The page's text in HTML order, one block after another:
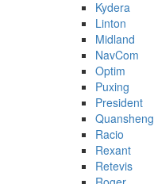
Kydera
Linton
Midland
NavCom
Optim
Puxing
President
Quansheng
Racio
Rexant
Retevis